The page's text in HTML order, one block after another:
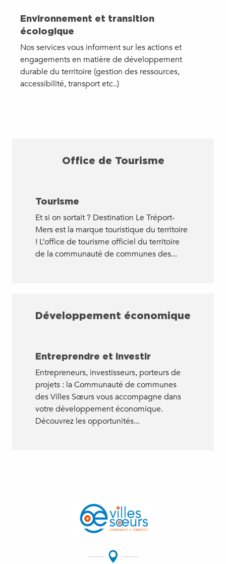
Environnement et transition
écologique
Nos services vous informent sur les actions et
engagements en matière de développement
durable du territoire (gestion des ressources,
accessibilité, transport etc..)
Office de Tourisme
Tourisme
Et si on sortait ? Destination Le Tréport-
Mers est la marque touristique du territoire
! L’office de tourisme officiel du territoire
de la communauté de communes des...
Développement économique
Entreprendre et investir
Entrepreneurs, investisseurs, porteurs de
projets : la Communauté de communes
des Villes Sœurs vous accompagne dans
votre développement économique.
Découvrez les opportunités...